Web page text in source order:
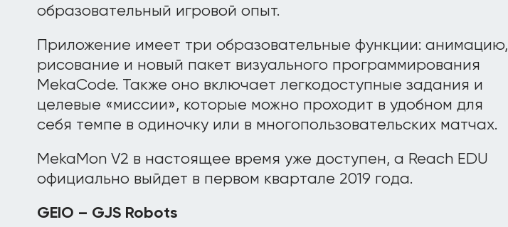
образовательный игровой опыт.
Приложение имеет три образовательные функции: анимацию,
рисование и новый пакет визуального программирования
MekaCode. Также оно включает легкодоступные задания и
целевые «миссии», которые можно проходит в удобном для
себя темпе в одиночку или в многопользовательских матчах.
MekaMon V2 в настоящее время уже доступен, а Reach EDU
официально выйдет в первом квартале 2019 года.
GEIO – GJS Robots